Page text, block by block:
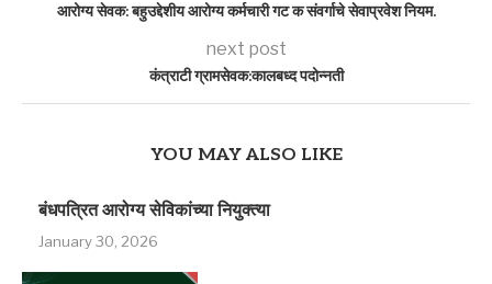
आरोग्य सेवक: बहुउद्देशीय आरोग्य कर्मचारी गट क संवर्गाचे सेवाप्रवेश नियम.
next post
कंत्राटी ग्रामसेवक:कालबध्द पदोन्नती
YOU MAY ALSO LIKE
बंधपत्रित आरोग्य सेविकांच्या नियुक्त्या
January 30, 2026